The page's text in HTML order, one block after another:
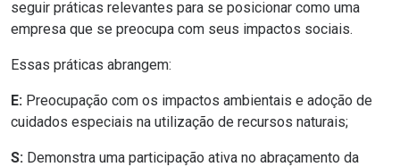
seguir práticas relevantes para se posicionar como uma
empresa que se preocupa com seus impactos sociais.
Essas práticas abrangem:
E: Preocupação com os impactos ambientais e adoção de
cuidados especiais na utilização de recursos naturais;
S: Demonstra uma participação ativa no abraçamento da